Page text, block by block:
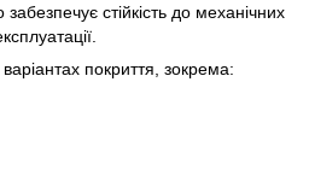
забезпечує стійкість до механічних
покриття, зокрема: